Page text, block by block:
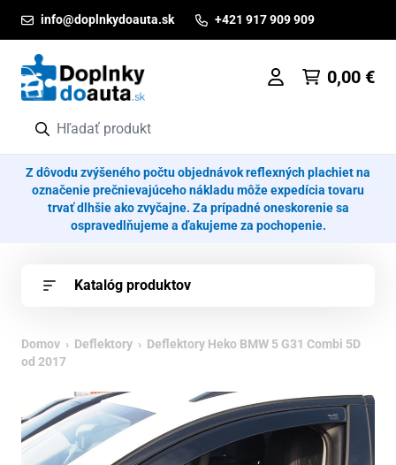
info@doplnkydoauta.sk +421 917 909 909
0,00 €
Z dôvodu zvýšeného počtu objednávok reflexných plachiet na
označenie prečnievajúceho nákladu môže expedícia tovaru
trvať dlhšie ako zvyčajne. Za prípadné oneskorenie sa
ospravedlňujeme a ďakujeme za pochopenie.
Katalóg produktov
Domov › Deflektory › Deflektory Heko BMW 5 G31 Combi 5D
od 2017